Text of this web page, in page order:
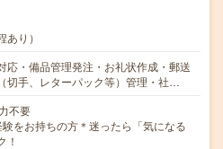
り）
応・備品管理発注・お礼状作成・郵送
切手、レターパック等）管理・社…
不要
をお持ちの方＊迷ったら「気になる
！